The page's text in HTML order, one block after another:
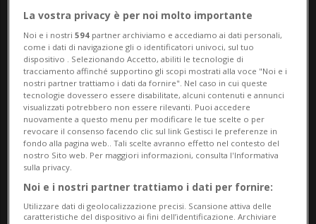
SVIZZERA 8 mesi 46
La vostra privacy è per noi molto importante
Noi e i nostri594 partner archiviamo e accediamo ai dati personali,
come i dati di navigazione gli o identificatori univoci, sul tuo
dispositivo . Selezionando Accetto, abiliti le tecnologie di
tracciamento affinché supportino gli scopi mostrati alla voce "Noi e i
nostri partner trattiamo i dati da fornire". Nel caso in cui queste
tecnologie dovessero essere disabilitate, alcuni contenuti e annunci
visualizzati potrebbero non essere rilevanti. Puoi accedere
nuovamente a questo menu per modificare le tue scelte o per
revocare il consenso facendo clic sul link Gestisci le preferenze in
fondo alla pagina web.. Tali scelte avranno effetto nel contesto del
nostro Sito web. Per maggiori informazioni, consulta l'Informativa
sulla privacy.
Noi e i nostri partner trattiamo i dati per fornire:
Utilizzare dati di geolocalizzazione precisi. Scansione attiva delle
caratteristiche del dispositivo ai fini dell’identificazione. Archiviare